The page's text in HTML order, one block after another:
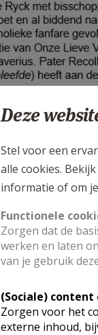
Deze
Stel voor een
alle cookies.
informatie of om
Functionele
Zorgen dat de
werken en laten
van je gebruik
(Sociale) content
Zorgen voor het
externe inhoud,